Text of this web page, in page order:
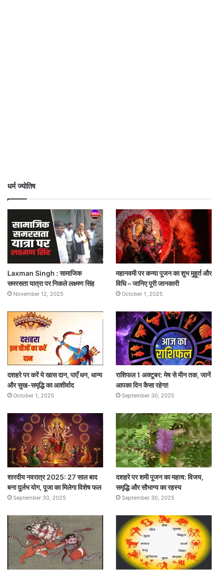
धर्म ज्योतिष
Laxman Singh : सामाजिक
समरसता यात्रा पर निकले लक्ष्मण सिंह
November 12, 2025
महानवमी पर कन्या पूजन का शुभ मुहूर्त और
विधि – जानिए पूरी जानकारी
October 1, 2025
दशहरे पर करें ये खास दान, पाएँ धन, धान्य
और सुख-समृद्धि का आशीर्वाद
October 1, 2025
राशिफल 1 अक्टूबर: मेष से मीन तक, जानें
आपका दिन कैसा रहेगा!
September 30, 2025
शारदीय नवरात्र 2025: 27 साल बाद
बना दुर्लभ योग, पूजा का मिलेगा विशेष फल
September 30, 2025
दशहरे पर शमी पूजन का महत्व: विजय,
समृद्धि और सौभाग्य का रहस्य
September 30, 2025